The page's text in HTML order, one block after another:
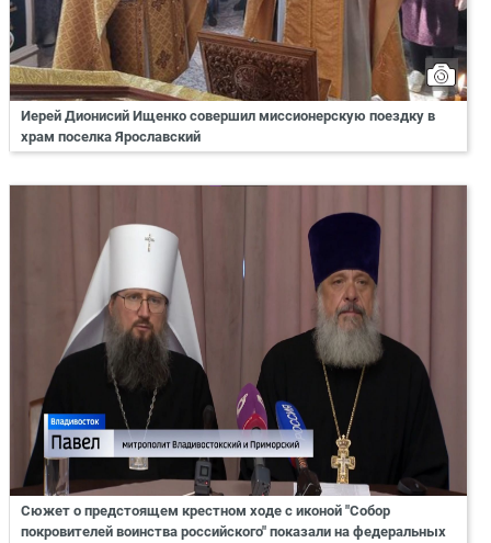
Иерей Дионисий Ищенко совершил миссионерскую поездку в
храм поселка Ярославский
Сюжет о предстоящем крестном ходе с иконой "Собор
покровителей воинства российского" показали на федеральных